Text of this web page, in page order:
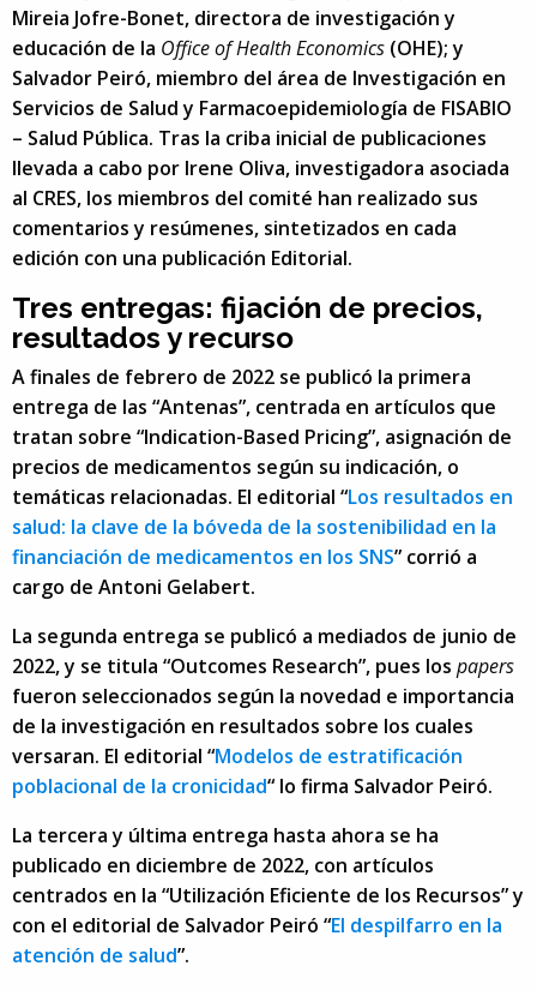
Mireia Jofre-Bonet, directora de investigación y
educación de la Office of Health Economics (OHE); y
Salvador Peiró, miembro del área de Investigación en
Servicios de Salud y Farmacoepidemiología de FISABIO
– Salud Pública. Tras la criba inicial de publicaciones
llevada a cabo por Irene Oliva, investigadora asociada
al CRES, los miembros del comité han realizado sus
comentarios y resúmenes, sintetizados en cada
edición con una publicación Editorial.
Tres entregas: fijación de precios,
resultados y recurso
A finales de febrero de 2022 se publicó la primera
entrega de las “Antenas”, centrada en artículos que
tratan sobre “Indication-Based Pricing”, asignación de
precios de medicamentos según su indicación, o
temáticas relacionadas. El editorial “Los resultados en
salud: la clave de la bóveda de la sostenibilidad en la
financiación de medicamentos en los SNS” corrió a
cargo de Antoni Gelabert.
La segunda entrega se publicó a mediados de junio de
2022, y se titula “Outcomes Research”, pues los papers
fueron seleccionados según la novedad e importancia
de la investigación en resultados sobre los cuales
versaran. El editorial “Modelos de estratificación
poblacional de la cronicidad“ lo firma Salvador Peiró.
La tercera y última entrega hasta ahora se ha
publicado en diciembre de 2022, con artículos
centrados en la “Utilización Eficiente de los Recursos” y
con el editorial de Salvador Peiró “El despilfarro en la
atención de salud”.